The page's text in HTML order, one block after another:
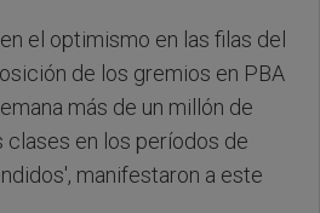
el optimismo en las filas del
de los gremios en PBA
más de un millón de
clases en los períodos de
manifestaron a este